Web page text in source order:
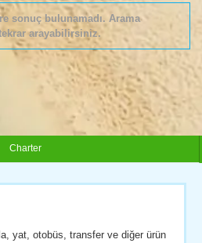
sonuç bulunamadı. Arama
arayabilirsiniz.
Charter
yat, otobüs, transfer ve diğer ürün